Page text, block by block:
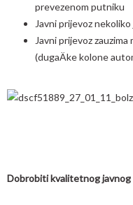
prevezenom putniku
Javni prijevoz
Javni prijevoz
(dugaÄke kolone
Dobrobiti kvalitetnog javnog